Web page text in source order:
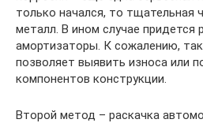
только начался, то тщательная
металл. В ином случае придется
амортизаторы. К сожалению,
позволяет выявить износа или
компонентов конструкции.
Второй метод – раскачка